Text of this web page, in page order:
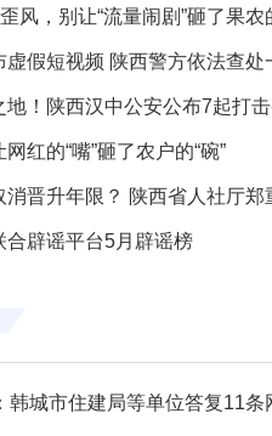
风，别让“流量闹剧”砸了果农
视频 陕西警方依法查处一起涉高考网络
西汉中公安公布7起打击整治网谣网暴典型
红的“嘴”砸了农户的“碗”
限？ 陕西省人社厅郑重声明 谨防职称评审不实言
合辟谣平台5月辟谣榜
城市住建局等单位答复11条网民